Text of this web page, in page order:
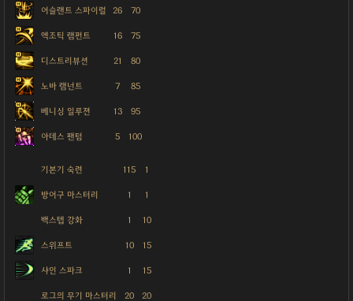
어슬랜트 스파이럴 26 70
엑조틱 램펀트 16 75
디스트리뷰션 21 80
노바 램넌트 7 85
베니싱 일루젼 13 95
아데스 팬텀 5 100
기본기 숙련 115 1
방어구 마스터리 1 1
백스텝 강화 1 10
스위프트 10 15
샤인 스파크 1 15
로그의 무기 마스터리 20 20